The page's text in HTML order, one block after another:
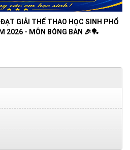
GIẢI THỂ THAO HỌC SINH PHỔ
2026 - MÔN BÓNG BÀN 🎉🏓